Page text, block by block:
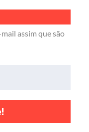
assim que são